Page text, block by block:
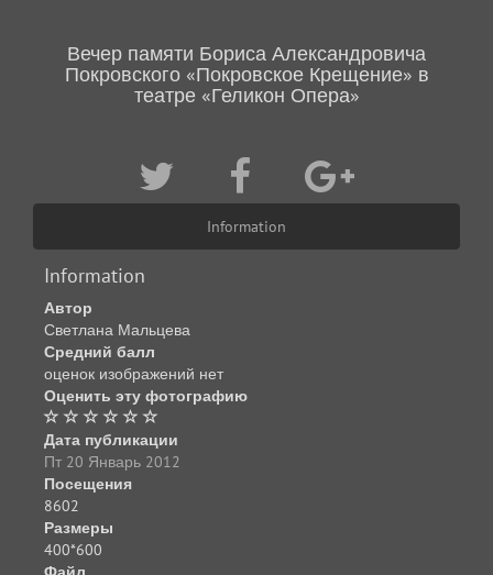
Вечер памяти Бориса Александровича
Покровского «Покровское Крещение» в
театре «Геликон Опера»
Information
Information
Автор
Светлана Мальцева
Средний балл
оценок изображений нет
Оценить эту фотографию
Дата публикации
Пт 20 Январь 2012
Посещения
8602
Размеры
400*600